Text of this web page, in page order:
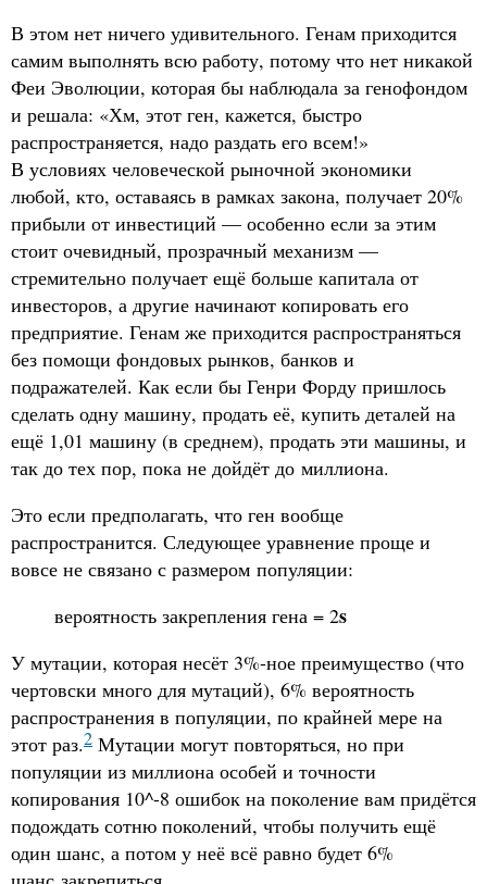
В этом нет ничего удивительного. Генам приходится
самим выполнять всю работу, потому что нет никакой
Феи Эволюции, которая бы наблюдала за генофондом
и решала: «Хм, этот ген, кажется, быстро
распространяется, надо раздать его всем!»
В условиях человеческой рыночной экономики
любой, кто, оставаясь в рамках закона, получает 20%
прибыли от инвестиций — особенно если за этим
стоит очевидный, прозрачный механизм —
стремительно получает ещё больше капитала от
инвесторов, а другие начинают копировать его
предприятие. Генам же приходится распространяться
без помощи фондовых рынков, банков и
подражателей. Как если бы Генри Форду пришлось
сделать одну машину, продать её, купить деталей на
ещё 1,01 машину (в среднем), продать эти машины, и
так до тех пор, пока не дойдёт до миллиона.
Это если предполагать, что ген вообще
распространится. Следующее уравнение проще и
вовсе не связано с размером популяции:
вероятность закрепления гена = 2s
У мутации, которая несёт 3%-ное преимущество (что
чертовски много для мутаций), 6% вероятность
распространения в популяции, по крайней мере на
этот раз.2 Мутации могут повторяться, но при
популяции из миллиона особей и точности
копирования 10^-8 ошибок на поколение вам придётся
подождать сотню поколений, чтобы получить ещё
один шанс, а потом у неё всё равно будет 6%